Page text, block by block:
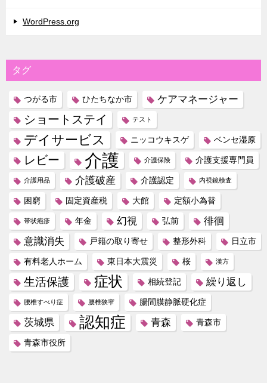
WordPress.org
タグ
つがる市 ひたちなか市 ケアマネージャー
ショートステイ テスト
デイサービス ニッコウキスゲ ベンセ湿原
レビー 介護 介護保険 介護支援専門員
介護用品 介護破産 介護認定 内視鏡検査
困窮 固定資産税 大館 定額小為替
帯状疱疹 年金 幻視 弘前
徘徊
意識消失
戸籍の取り寄せ 整形外科 日立市
有料老人ホーム 東日本大震災 桜 漢方
生活保護 症状 相続登記 繰り返し
腰椎すべり症 腰椎狭窄 腸間膜静脈硬化症
茨城県 認知症 青森 青森市
青森市役所